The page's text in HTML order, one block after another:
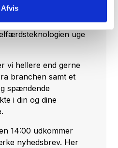
Afvis
hvad der rør sig inden
uge
vi hellere end gerne
branchen samt et
spændende
i din og dine
14:00 udkommer
nyhedsbrev. Her